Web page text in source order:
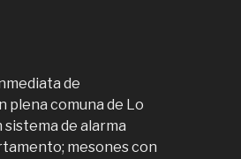
de
plena comuna de Lo
sistema de alarma
mesones con